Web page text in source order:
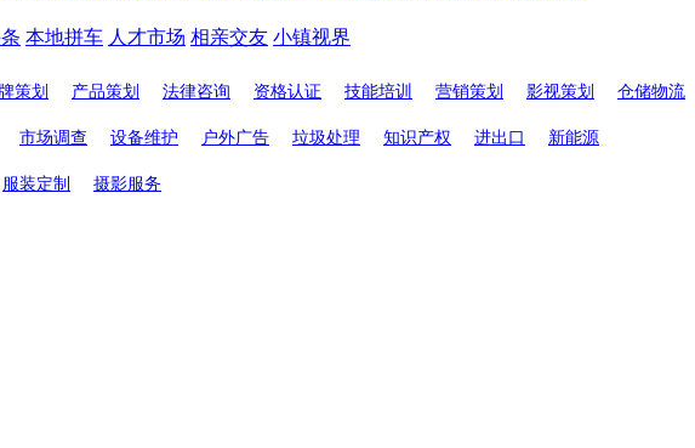
本地拼车 人才市场 相亲交友 小镇视界
策划 产品策划 法律咨询 资格认证 技能培训 营销策划 影视策划 仓储物流
市场调查 设备维护 户外广告 垃圾处理 知识产权 进出口 新能源
服装定制 摄影服务